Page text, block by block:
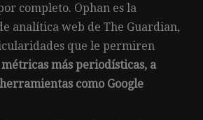
completo. Ophan es la
analítica web de The Guardian,
que le permiren
más periodísticas, a
como Google